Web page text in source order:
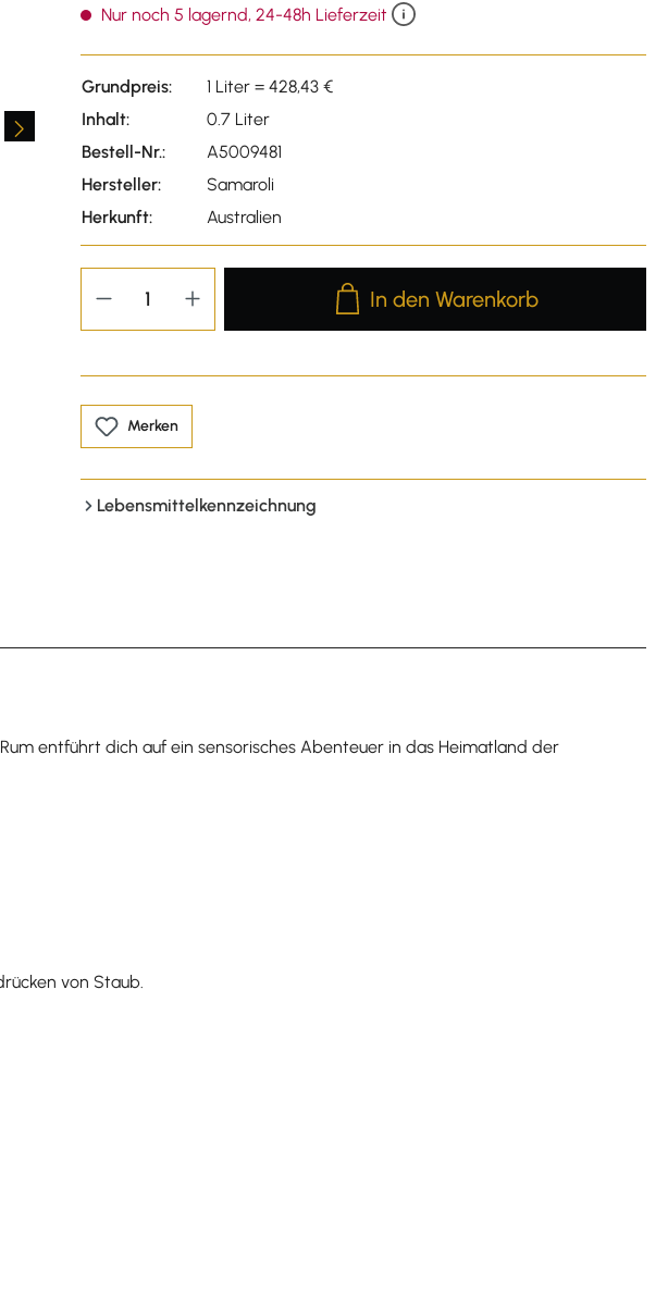
Nur noch 5 lagernd, 24-48h Lieferzeit
Grundpreis:
1 Liter = 428,43 €
Inhalt:
0.7 Liter
Bestell-Nr.:
A5009481
Hersteller:
Samaroli
Herkunft:
Australien
Produkt Anzahl: Gib den
In den Warenkorb
Merken
Lebensmittelkennzeichnung
entführt dich auf ein sensorisches Abenteuer in das Heimatland der
von Staub.